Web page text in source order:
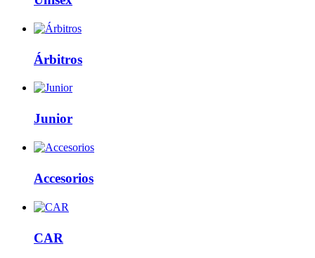
Árbitros
Junior
Accesorios
CAR